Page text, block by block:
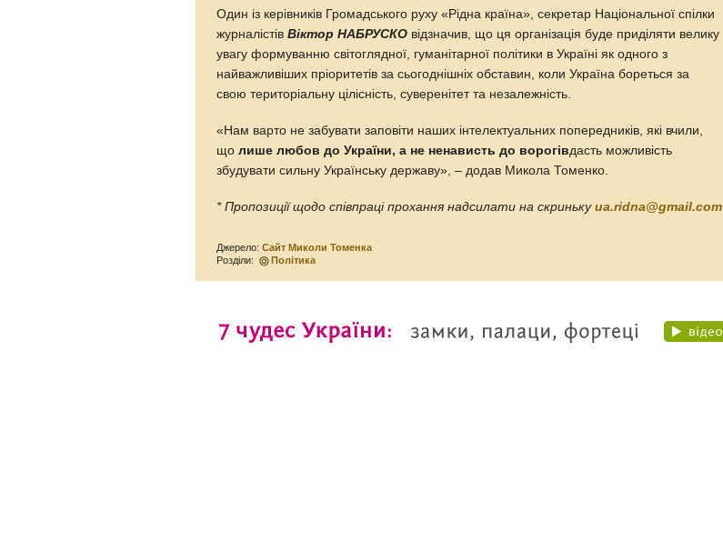
Один із керівників Громадського руху «Рідна країна», секретар Національної спілки
журналістівВіктор НАБРУСКО відзначив, що ця організація буде приділяти велику
увагу формуванню світоглядної, гуманітарної політики в Україні як одного з
найважливіших пріоритетів за сьогоднішніх обставин, коли Україна бореться за
свою територіальну цілісність, суверенітет та незалежність.
«Нам варто не забувати заповіти наших інтелектуальних попередників, які вчили,
щолише любов до України, а не ненависть до ворогівдасть можливість
збудувати сильну Українську державу», – додав Микола Томенко.
* Пропозиції щодо співпраці прохання надсилати на скринькуua.ridna@gmail.com
Джерело:Сайт Миколи Томенка
Розділи:
Політика